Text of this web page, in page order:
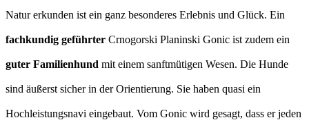
Natur erkunden ist ein ganz besonderes Erlebnis und Glück. Ein
fachkundig geführter Crnogorski Planinski Gonic ist zudem ein
guter Familienhund mit einem sanftmütigen Wesen. Die Hunde
sind äußerst sicher in der Orientierung. Sie haben quasi ein
Hochleistungsnavi eingebaut. Vom Gonic wird gesagt, dass er jeden